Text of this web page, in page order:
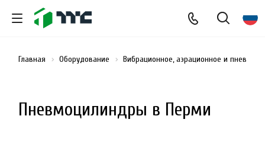
Пневмоцилиндры в Перми
Главная Оборудование Вибрационное, аэрационное и